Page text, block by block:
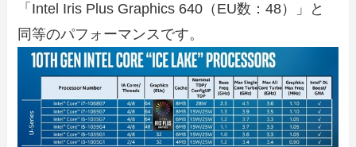
「Intel Iris Plus Graphics 640（EU数：48）」と
同等のパフォーマンスです。